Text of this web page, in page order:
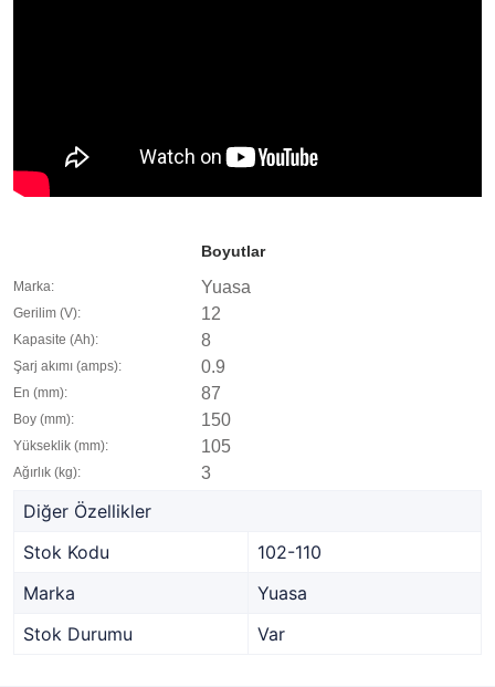
Boyutlar
Marka: Yuasa
Gerilim (V): 12
Kapasite (Ah): 8
Şarj akımı (amps): 0.9
En (mm): 87
Boy (mm): 150
Yükseklik (mm): 105
Ağırlık (kg): 3
Diğer Özellikler
Stok Kodu
102-110
Marka
Yuasa
Stok Durumu
Var